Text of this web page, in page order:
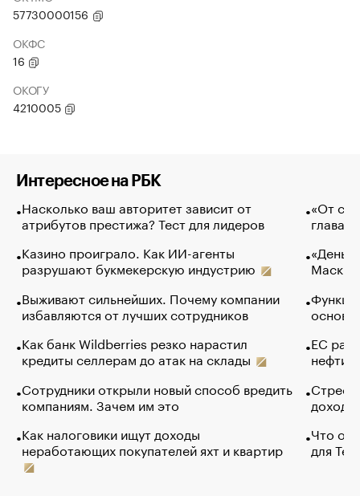
57730000156
ОКФС
16
ОКОГУ
4210005
Интересное на РБК
Насколько ваш авторитет зависит от
атрибутов престижа? Тест для лидеров
Казино проиграло. Как ИИ-агенты
разрушают букмекерскую индустрию
Выживают сильнейших. Почему компании
избавляются от лучших сотрудников
Как банк Wildberries резко нарастил
кредиты селлерам до атак на склады
Сотрудники открыли новый способ вредить
компаниям. Зачем им это
Как налоговики ищут доходы
неработающих покупателей яхт и квартир
«От
глава
Маск в
основ
ЕС
нефти
Что
для